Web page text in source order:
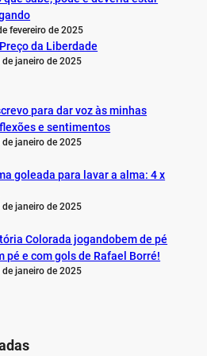
fevereiro de 2025
da Liberdade
de janeiro de 2025
para dar voz às minhas
e sentimentos
de janeiro de 2025
goleada para lavar a alma: 4 x
de janeiro de 2025
Colorada jogandobem de pé
pé e com gols de Rafael Borré!
de janeiro de 2025